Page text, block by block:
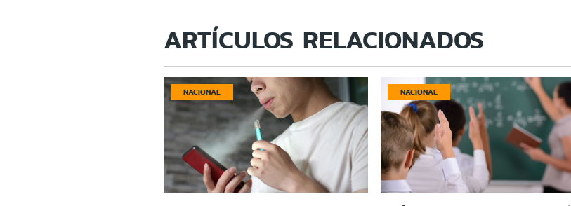
ARTÍCULOS RELACIONADOS
NACIONAL NACIONAL